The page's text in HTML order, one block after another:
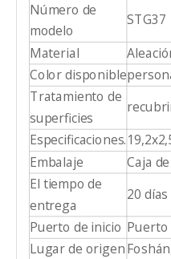
Número de
modelo
STG37
Material
Color disponible
Tratamiento de
superficies
Especificaciones.
Embalaje
Caja
El tiempo de
entrega
20 días
Puerto de inicio Puerto
Lugar de origen